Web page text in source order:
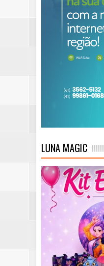
LUNA MAGIC